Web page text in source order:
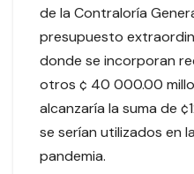
de la Contraloría
presupuesto
donde se incorporan
otros ¢ 40 000.00
alcanzaría la suma de
se serían utilizados en
pandemia.